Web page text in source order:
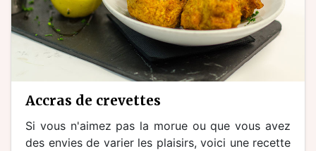
accras de crevettes
Si vous n'aimez pas la morue ou que vous avez
des envies de varier les plaisirs, voici une recette